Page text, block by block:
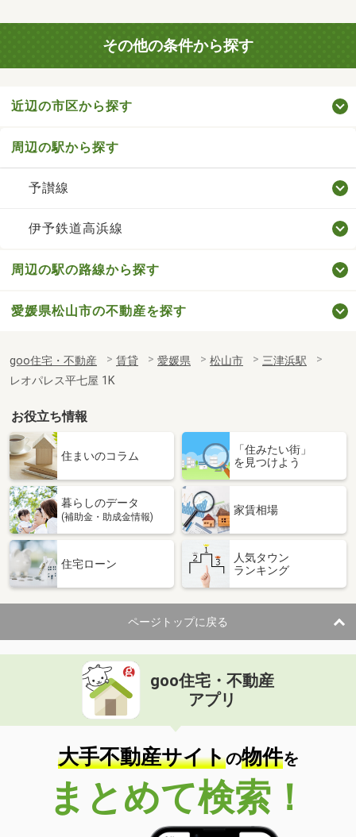
その他の条件から探す
近辺の市区から探す
周辺の駅から探す
予讃線
伊予鉄道高浜線
周辺の駅の路線から探す
愛媛県松山市の不動産を探す
goo住宅・不動産 賃貸 愛媛県 松山市
三津浜駅
レオパレス平七屋 1K
お役立ち情報
住まいのコラム
「住みたい街」
を見つけよう
暮らしのデータ
(補助金・助成金情報)
家賃相場
住宅ローン
人気タウン
ランキング
ページトップに戻る
goo住宅・不動産
アプリ
大手不動産サイトの物件を
まとめて検索！